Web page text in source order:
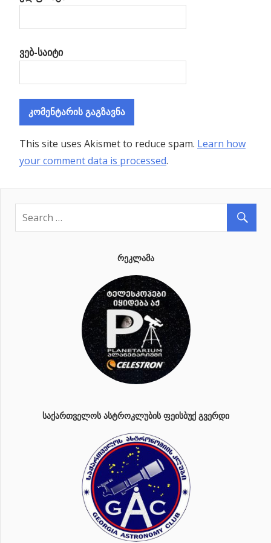
ვებ-საიტი
This site uses Akismet to reduce spam. Learn how
your comment data is processed.
ᲠᲔᲙᲚᲐᲛᲐ
ᲡᲐᲥᲐᲠᲗᲕᲔᲚᲝᲡ ᲐᲡᲢᲠᲝᲙᲚᲣᲑᲘᲡ ᲤᲔᲘᲡᲑᲣᲥ ᲒᲕᲔᲠᲓᲘ